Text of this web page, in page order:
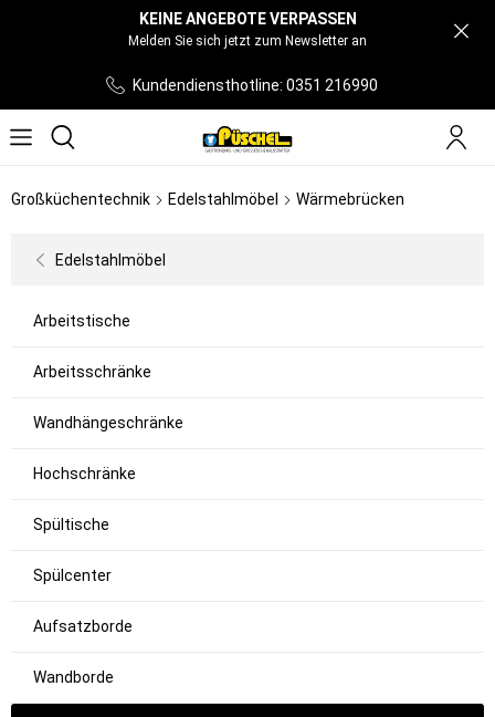
KEINE ANGEBOTE VERPASSEN
Melden Sie sich jetzt zum Newsletter an
Kundendiensthotline: 0351 216990
Großküchentechnik Edelstahlmöbel Wärmebrücken
Edelstahlmöbel
Arbeitstische
Arbeitsschränke
Wandhängeschränke
Hochschränke
Spültische
Spülcenter
Aufsatzborde
Wandborde